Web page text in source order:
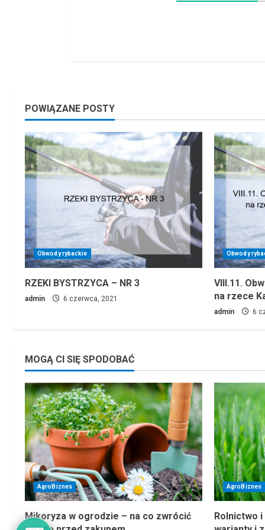
POWIĄZANE POSTY
Obwody rybackie
RZEKI BYSTRZYCA – NR 3
admin 6 czerwca, 2021
Obwody
VIII.11.
na rzece
admin 6
MOGĄ CI SIĘ SPODOBAĆ
AgroBiznes
Mikoryza w ogrodzie – na co zwrócić
AgroBiznes
Rolnictwo